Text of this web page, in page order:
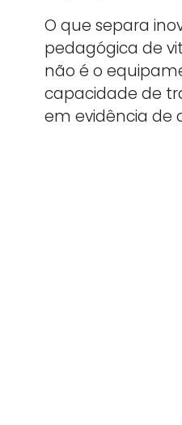
O que separa
pedagógica de
não é o
capacidade de
em evidência de